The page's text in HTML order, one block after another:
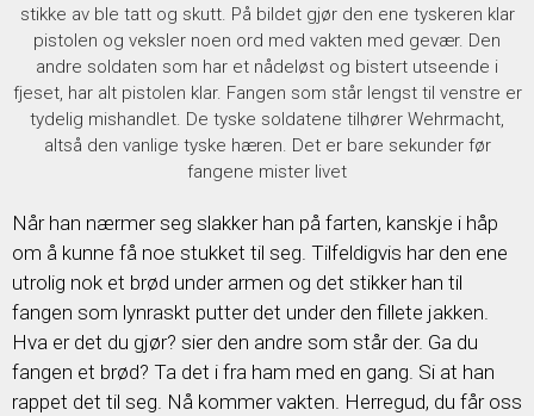
stikke av ble tatt og skutt. På bildet gjør den ene tyskeren klar
pistolen og veksler noen ord med vakten med gevær. Den
andre soldaten som har et nådeløst og bistert utseende i
fjeset, har alt pistolen klar. Fangen som står lengst til venstre er
tydelig mishandlet. De tyske soldatene tilhører Wehrmacht,
altså den vanlige tyske hæren. Det er bare sekunder før
fangene mister livet
Når han nærmer seg slakker han på farten, kanskje i håp
om å kunne få noe stukket til seg. Tilfeldigvis har den ene
utrolig nok et brød under armen og det stikker han til
fangen som lynraskt putter det under den fillete jakken.
Hva er det du gjør? sier den andre som står der. Ga du
fangen et brød? Ta det i fra ham med en gang. Si at han
rappet det til seg. Nå kommer vakten. Herregud, du får oss